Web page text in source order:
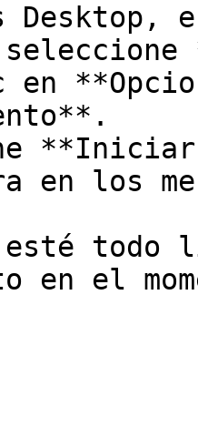
Desktop,
en los
esté
en el